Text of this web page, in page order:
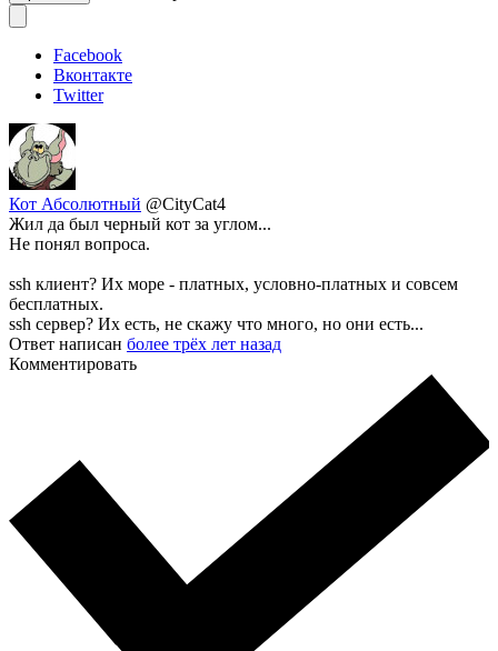
Facebook
Вконтакте
Twitter
Кот Абсолютный @CityCat4
Жил да был черный кот за углом...
Не понял вопроса.
ssh клиент? Их море - платных, условно-платных и совсем
бесплатных.
ssh сервер? Их есть, не скажу что много, но они есть...
Ответ написан более трёх лет назад
Комментировать